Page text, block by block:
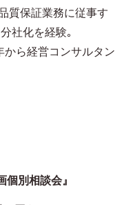
質保証業務に従事す
社化を経験｡
ら経営コンサルタン
別相談会』